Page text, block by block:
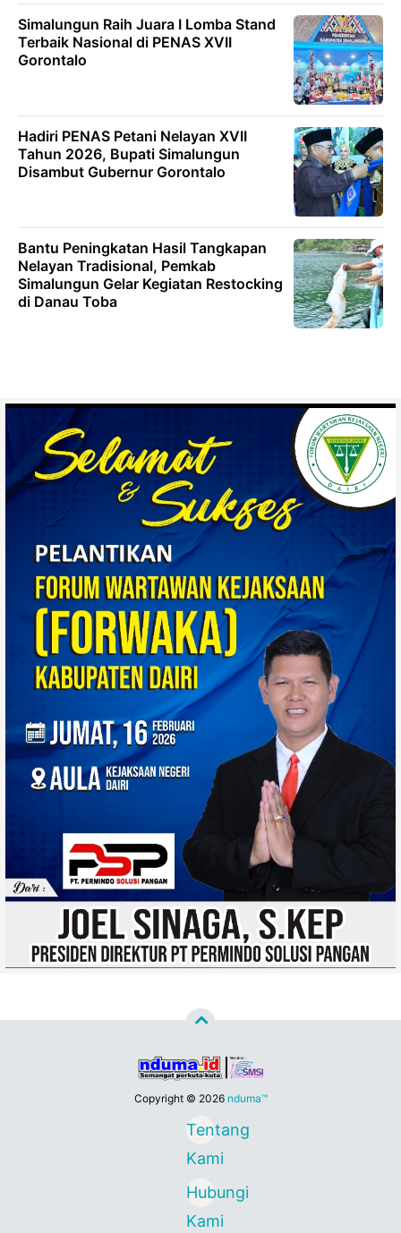
Simalungun Raih Juara I Lomba Stand
Terbaik Nasional di PENAS XVII
Gorontalo
Hadiri PENAS Petani Nelayan XVII
Tahun 2026, Bupati Simalungun
Disambut Gubernur Gorontalo
Bantu Peningkatan Hasil Tangkapan
Nelayan Tradisional, Pemkab
Simalungun Gelar Kegiatan Restocking
di Danau Toba
Copyright © 2026 nduma™
Tentang
Kami
Hubungi
Kami